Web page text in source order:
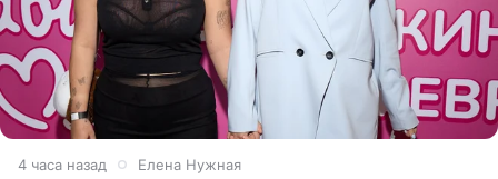
4 часа назад Елена Нужная